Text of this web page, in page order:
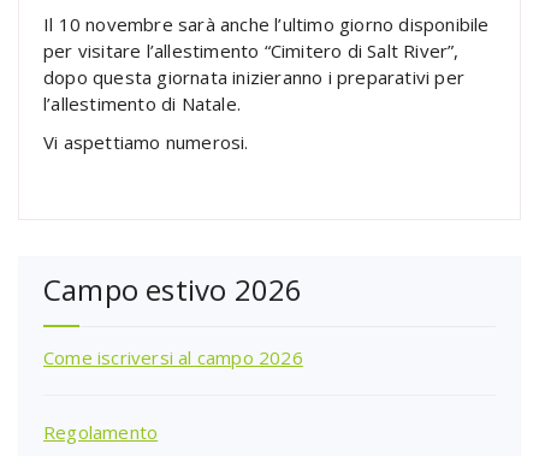
Il 10 novembre sarà anche l’ultimo giorno disponibile
per visitare l’allestimento “Cimitero di Salt River”,
dopo questa giornata inizieranno i preparativi per
l’allestimento di Natale.
Vi aspettiamo numerosi.
Campo estivo 2026
Come iscriversi al campo 2026
Regolamento